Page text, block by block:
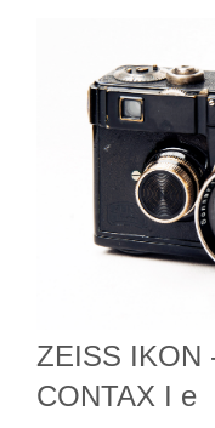
ZEISS IKON
CONTAX I e